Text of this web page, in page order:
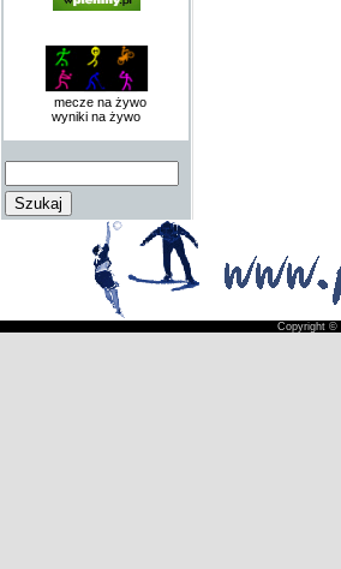
mecze na żywo
wyniki na żywo
Copyright ©